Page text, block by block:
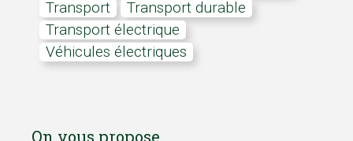
transport
transport durable
transport électrique
véhicules électriques
On vous propose